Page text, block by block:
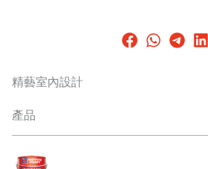
精藝室內設計
產品